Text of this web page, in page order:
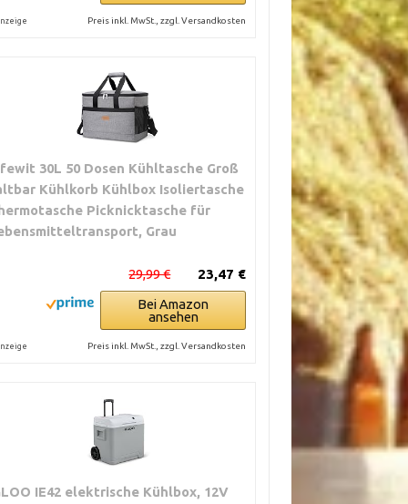
Preis inkl. MwSt., zzgl. Versandkosten
30L 50 Dosen Kühltasche Groß
Kühlkorb Kühlbox Isoliertasche
Picknicktasche für
Grau
23,47 €
29,99 €
Bei Amazon
ansehen
Preis inkl. MwSt., zzgl. Versandkosten
IE42 elektrische Kühlbox, 12V